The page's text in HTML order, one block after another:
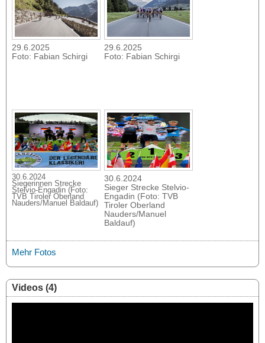
29.6.2025
Foto: Fabian Schirgi
29.6.2025
Foto: Fabian Schirgi
30.6.2024
Siegerinnen Strecke
Stelvio-Engadin (Foto:
TVB Tiroler Oberland
Nauders/Manuel Baldauf)
30.6.2024
Sieger Strecke Stelvio-
Engadin (Foto: TVB
Tiroler Oberland
Nauders/Manuel
Baldauf)
Mehr Fotos
Videos (4)